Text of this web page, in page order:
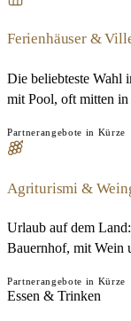
Ferienhäuser &
Die beliebteste Wahl
mit Pool, oft mitten in
Partnerangebote in Kürze
Agriturismi &
Urlaub auf dem
Bauernhof, mit Wein
Partnerangebote in Kürze
Essen & Trinken